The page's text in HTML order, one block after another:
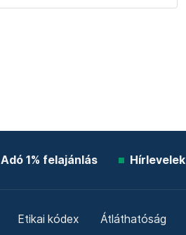
Adó 1% felajánlás Hírlevelek
Etikai kódex Átláthatóság